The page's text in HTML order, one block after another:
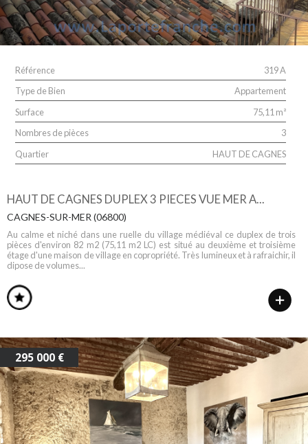
Référence
319 A
Type de Bien
Appartement
Surface
75,11 m²
Nombres de pièces
3
Quartier
HAUT DE CAGNES
HAUT DE CAGNES DUPLEX 3 PIECES VUE MER A...
CAGNES-SUR-MER (06800)
Au calme et niché dans une ruelle du village médiéval ce duplex de trois
pièces d'environ 82 m2 (75,11 m2 LC) est situé au deuxième et troisième
étage d'une maison de village en copropriété. Très lumineux et à rafraichir, il
dipose de volumes...
295 000 €